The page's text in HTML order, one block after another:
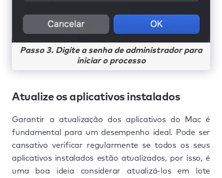
Passo 3. Digite a senha de administrador para
iniciar o processo
Atualize os aplicativos instalados
Garantir a atualização dos aplicativos do Mac é
fundamental para um desempenho ideal. Pode ser
cansativo verificar regularmente se todos os seus
aplicativos instalados estão atualizados, por isso, é
uma boa ideia considerar atualizá-los em lote